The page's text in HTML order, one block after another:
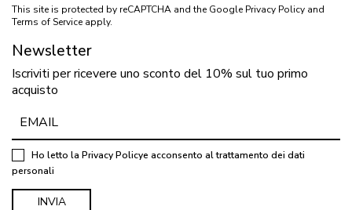
This site is protected by reCAPTCHA and the Google Privacy Policy and
Terms of Service apply.
Newsletter
Iscriviti per ricevere uno sconto del 10% sul tuo primo
acquisto
Ho letto la Privacy Policye acconsento al trattamento dei dati
personali